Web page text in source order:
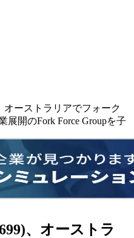
オーストラリアでフォーク
展開のFork Force Groupを子
、オーストラ